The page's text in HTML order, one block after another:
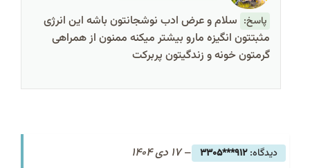
پاسخ: سلام و عرض ادب نوشجانتون باشه این انرژی
مثبتتون انگیزه مارو بیشتر میکنه ممنون از همراهی
گرمتون خونه و زندگیتون پربرکت
912***3305
– 17 دی 1404